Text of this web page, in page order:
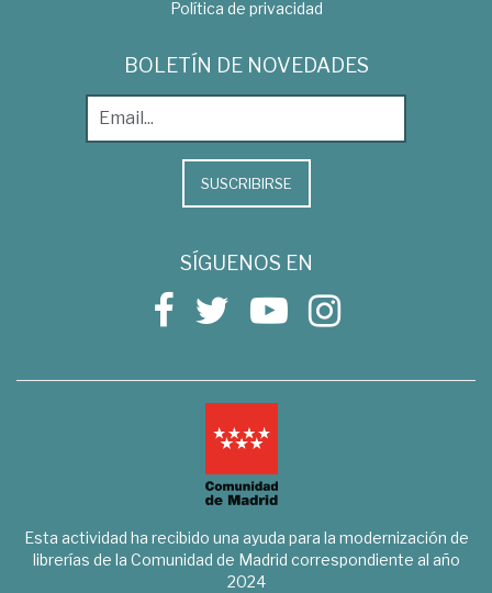
Política de privacidad
BOLETÍN DE NOVEDADES
SUSCRIBIRSE
SÍGUENOS EN
Esta actividad ha recibido una ayuda para la modernización de
librerías de la Comunidad de Madrid correspondiente al año
2024